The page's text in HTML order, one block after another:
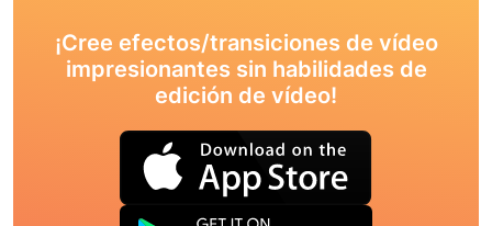
¡Cree efectos/transiciones de vídeo
impresionantes sin habilidades de
edición de vídeo!